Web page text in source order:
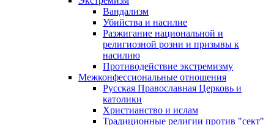
Вандализм
Убийства и насилие
Разжигание национальной и
религиозной розни и призывы к
насилию
Противодействие экстремизму
Межконфессиональные отношения
Русская Православная Церковь и
католики
Христианство и ислам
Традиционные религии против "сект"